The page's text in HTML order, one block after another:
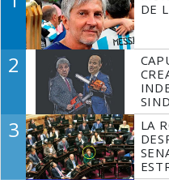
DE
2
3
LA